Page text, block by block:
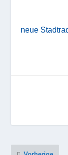
neue